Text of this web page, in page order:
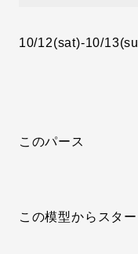
10/12(sat)-10/
このパース
この模型からスター